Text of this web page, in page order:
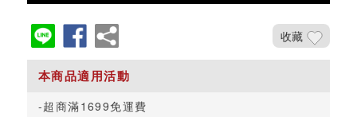
收藏
超商滿1699免運費